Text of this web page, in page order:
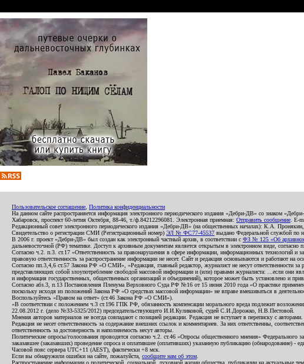
Пользовательское соглашение Политика конфиденциальности
На данном сайте распространяется информация электронного периодического издания «Дебри-ДВ» со знаком
Хабаровск, проспект 60-летия Октября, 88-46, т./ф.84212296081. Электронная приемная: Отправить сообщение . E-
Редакционный совет электронного периодического издания «Дебри-ДВ» (на общественных началах):
Свидетельство о регистрации СМИ (Регистрационный номер) ЭЛ № ФС77-45537 выдано Федеральной службой по
В 2006 г. проект «Дебри-ДВ» был создан как электронный частный архив, в соответствии с ФЗ № 125 «Об архивном
дальневосточной (РФ) тематике. Доступ к архивным документам является открытым в электронном виде, согласно
Согласно ч.2. п.3. ст.17 «Ответственность за правонарушения в сфере информации, информационных технологий и
правовую ответственность за распространение информации не несет. Сайт и редакция основываются и работают на
Согласно пп.3,4,6 ст.57 Закона РФ «О СМИ», «Редакция, главный редактор, журналист не несут ответственности
представляющих собой злоупотребление свободой массовой информации и (или) правами журналиста: ...если они
и информация государственных, общественных организаций и объединений), которое может быть установлено и
Согласно абз.3, п.13 Постановления Пленума Верховного Суда РФ №16 от 15 июня 2010 года «О практике
поскольку исходя из положений Закона РФ «О средствах массовой информации» не вправе вмешиваться в
Воспользуйтесь «Правом на ответ» (ст.46 Закона РФ «О СМИ»).
«В соответствии с положением ч.3 ст.196 ГПК РФ, обязанность компенсации морального вреда подлежит
22.08.2012 г. (дело №33-5325/2012) председательствующего И.И.Куликовой, судей С.И.Дорожко, Н.В.Пестовой.
Мнения авторов материалов не всегда совпадают с позицией редакции. Редакция не вступает в переписку с авторами.
Редакция не несет ответственность за содержание внешних ссылок и комментариев. За них ответственны,
ответственность за достоверность и наполняемость несут авторы.
Политические опросы/голосования проводятся согласно ч.2. ст.46 «Опросы общественного мнения»
заказавшее (заказавших) проведение опроса и оплатившее (оплативших) указанную публикацию (обнародование) -
Часовой пояс сервера UTC+11 (AEST), фактически +8 мск.
Если вы обнаружили ошибки на сайте, пожалуйста, сообщите нам об этом
Распространение информации о политической, социальной, духовной жизни общества, публикации на